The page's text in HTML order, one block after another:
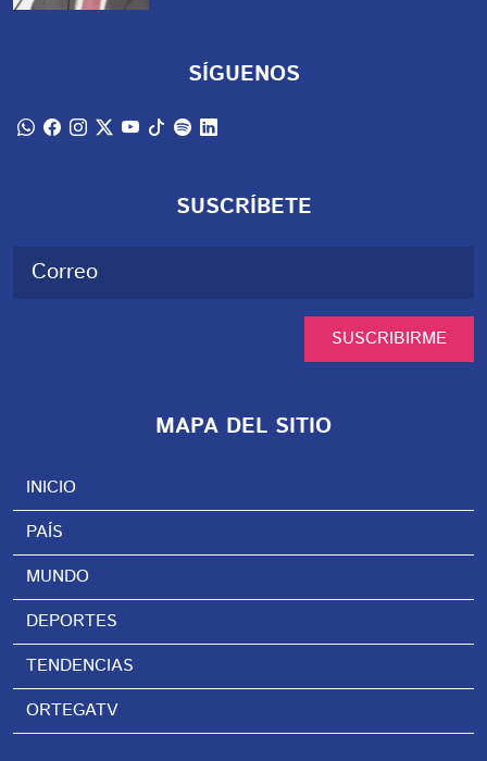
SÍGUENOS
SUSCRÍBETE
SUSCRIBIRME
MAPA DEL SITIO
INICIO
PAÍS
MUNDO
DEPORTES
TENDENCIAS
ORTEGATV